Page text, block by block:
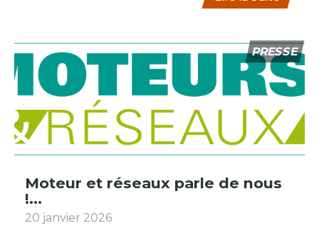
PRESSE
Moteur et réseaux parle de nous
!...
20 janvier 2026